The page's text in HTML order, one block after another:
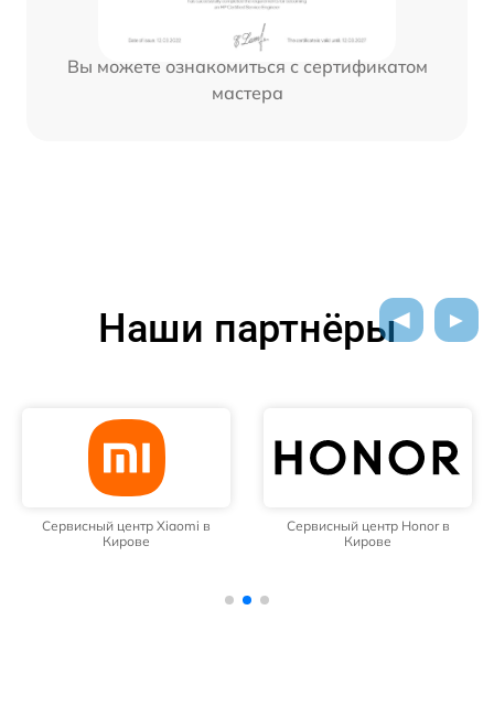
Вы можете ознакомиться с сертификатом
мастера
Наши партнёры
Сервисный центр Xiaomi в
Кирове
Сервисный центр Honor в
Кирове